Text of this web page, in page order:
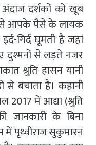
अंदाज दर्शकों को खूब
से आपके पैसे के लायक
गिर्द घूमती है जहां
दुश्मनों से लड़ते नजर
श्रुति हासन यानी
बचाता है। कहानी
में आद्या (श्रुति
जानकारी के बिना
में पृथ्वीराज सुकुमारन